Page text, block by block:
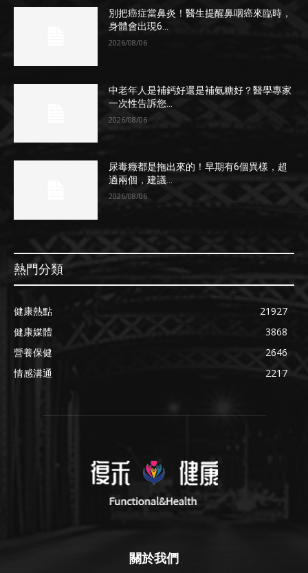
別把癌症當鼻炎！醫生提醒鼻咽癌來臨時，
身體會出現6...
2026/08/06
中老年人是補鈣好還是補氨糖好？醫學專家
一次性告訴您...
2026/08/06
尿毒癥都是拖出來的！早期有6個異樣，超
過兩個，建議...
2026/08/06
熱門分類
健康熱點
21927
健康媒體
3868
營養保健
2646
情感溝通
2217
關於我們